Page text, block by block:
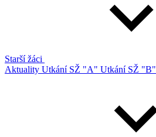
Starší žáci
Aktuality Utkání SŽ "A" Utkání SŽ "B"